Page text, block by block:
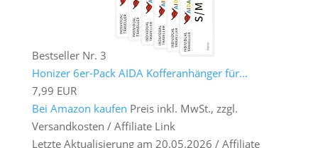
Bestseller Nr. 3
Honizer 6er-Pack AIDA Kofferanhänger für...
7,99 EUR
Bei Amazon kaufen Preis inkl. MwSt., zzgl.
Versandkosten / Affiliate Link
Letzte Aktualisierung am 20.05.2026 / Affiliate